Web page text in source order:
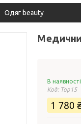
Одяг beauty
В наявності
Код: Top15
1 780